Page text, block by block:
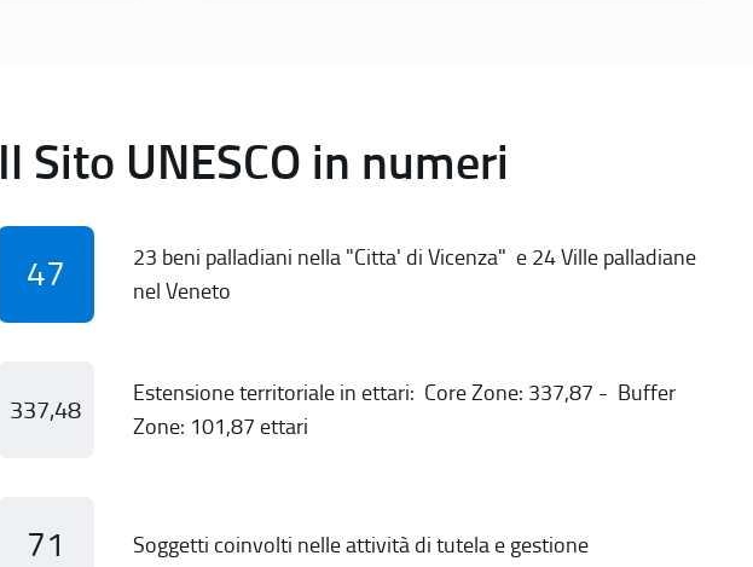
Il Sito UNESCO in numeri
47
23 beni palladiani nella "Citta' di Vicenza" e 24 Ville palladiane
nel Veneto
337,48
Estensione territoriale in ettari: Core Zone: 337,87 - Buffer
Zone: 101,87 ettari
71 Soggetti coinvolti nelle attività di tutela e gestione